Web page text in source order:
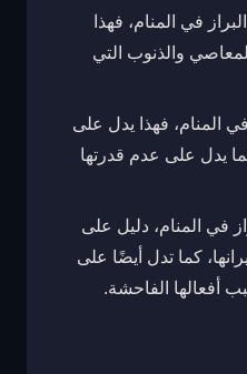
في المنام، فهذا
والذنوب التي
المنام، فهذا يدل على
يدل على عدم قدرتها
في المنام، دليل على
كما تدل أيضًا على
أفعالها الفاحشة.